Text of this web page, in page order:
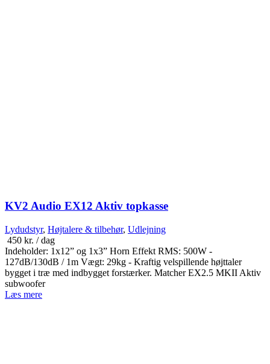
KV2 Audio EX12 Aktiv topkasse
Lydudstyr, Højtalere & tilbehør, Udlejning
450 kr. / dag
Indeholder: 1x12” og 1x3” Horn Effekt RMS: 500W -
127dB/130dB / 1m Vægt: 29kg - Kraftig velspillende højttaler
bygget i træ med indbygget forstærker. Matcher EX2.5 MKII Aktiv
subwoofer
Læs mere